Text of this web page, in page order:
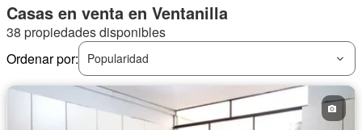
Casas en venta en Ventanilla
38 propiedades disponibles
Ordenar por:
Popularidad